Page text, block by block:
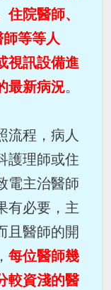
院醫師、
等等人
視訊設備進
最新病況。
流程，病人
護理師或住
電主治醫師
有必要，主
且醫師的開
每位醫師幾
較資淺的醫